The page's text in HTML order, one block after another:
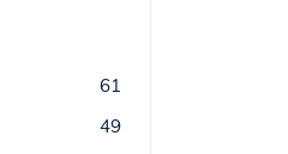
61
49